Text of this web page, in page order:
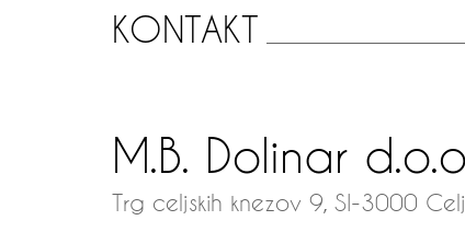
KONTAKT
M.B. Dolinar
Trg celjskih knezov 9, SI-3000